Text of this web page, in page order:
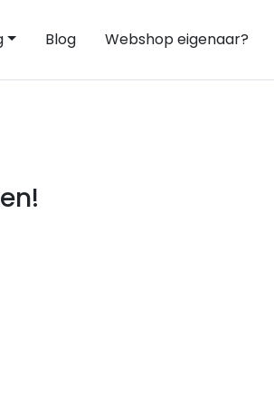
Blog Webshop eigenaar?